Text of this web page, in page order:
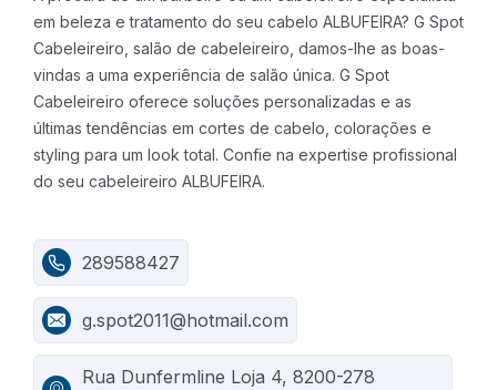
em beleza e tratamento do seu cabelo ALBUFEIRA? G Spot
Cabeleireiro, salão de cabeleireiro, damos-lhe as boas-
vindas a uma experiência de salão única. G Spot
Cabeleireiro oferece soluções personalizadas e as
últimas tendências em cortes de cabelo, colorações e
styling para um look total. Confie na expertise profissional
do seu cabeleireiro ALBUFEIRA.
289588427
g.spot2011@hotmail.com
Rua Dunfermline Loja 4, 8200-278